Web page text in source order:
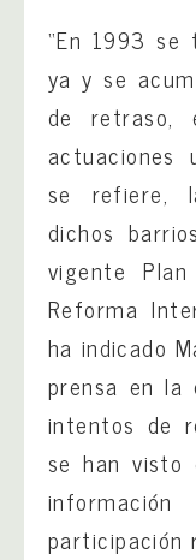
“En 1993 se
ya y se
de retraso,
actuaciones
se refiere,
dichos
vigente
Reforma
ha indicado
prensa en la
intentos de
se han
participación